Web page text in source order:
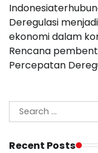
Deregulasi
ekonomi dalam
Rencana
Percepatan
Search
for:
Recent Posts